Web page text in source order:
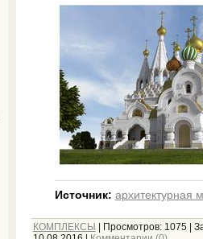
Источник: архитектурная
КОМПЛЕКСЫ | Просмотров: 1075|